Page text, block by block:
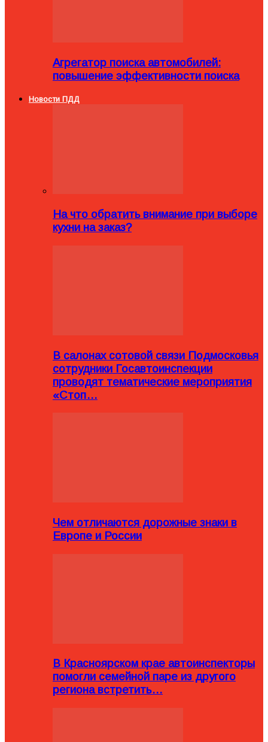
Агрегатор поиска автомобилей:
повышение эффективности поиска
Новости ПДД
На что обратить внимание при выборе
кухни на заказ?
В салонах сотовой связи Подмосковья
сотрудники Госавтоинспекции
проводят тематические мероприятия
«Стоп…
Чем отличаются дорожные знаки в
Европе и России
В Красноярском крае автоинспекторы
помогли семейной паре из другого
региона встретить…